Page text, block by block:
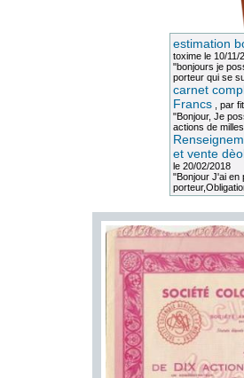
estimation
toximele 10/11/
"bonjours je
porteur qui se
carnet
Francs, par
"Bonjour, Je
actions de
et vente
le 20/02/2018
"Bonjour J'ai en